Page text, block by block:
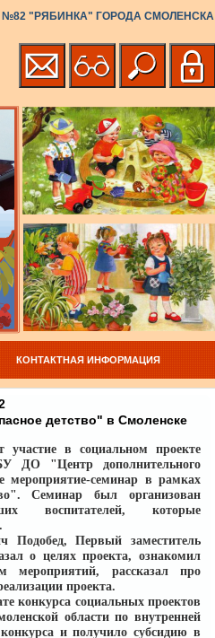
"РЯБИНКА" ГОРОДА СМОЛЕНСКА
КОНТАКТНАЯ ИНФОРМАЦИЯ
детство" в Смоленске
в социальном проекте
ДО "Центр дополнительного
мероприятие-семинар в рамках
Семинар был организован
воспитателей, которые
Подобед, Первый заместитель
о целях проекта, ознакомил
мероприятий, рассказал про
проекта.
конкурса социальных проектов
области по внутренней
и получило субсидию в